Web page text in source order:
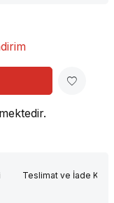
Teslimat ve İade